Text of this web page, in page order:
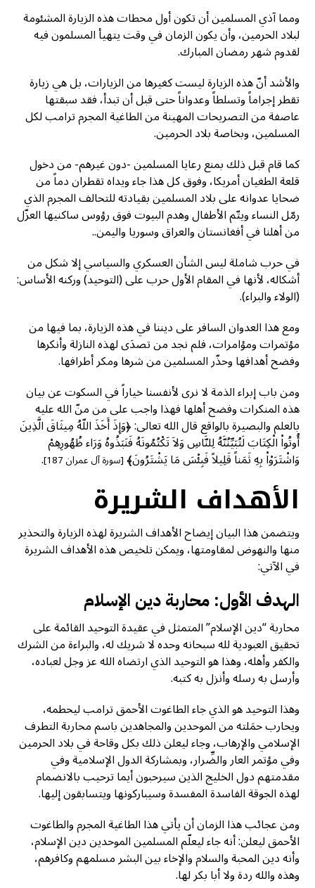
ومما آذي المسلمين أن تكون أول محطات هذه الزيارة المشئومة
لبلاد الحرمين، وأن يكون الزمان في وقت يتهيأ المسلمون فيه
لقدوم شهر رمضان المبارك.
والأشد أنّ هذه الزيارة ليست كغيرها من الزيارات، بل هي زيارة
تقطر إجراماً وتسلطاً وعدواناً حتى قبل أن تبدأ، فقد سبقتها
عاصفة من التصريحات المهينة من الطاغية المجرم ترامب لكل
المسلمين، وبخاصة بلاد الحرمين.
كما قام قبل ذلك بمنع رعايا المسلمين -دون غيرهم- من دخول
قلعة الطغيان أمريكا، وفوق كل هذا جاء ويداه تقطران دماً من
ضحايا عدوانه على بلاد المسلمين بقيادته للتحالف المجرم الذي
رمّل النساء ويتّم الأطفال وهدم البيوت فوق رؤوس ساكنيها العزّل
من أهلنا في أفغانستان والعراق وسوريا واليمن..
في حرب شاملة ليس الشأن العسكري والسياسي إلا شكل من
أشكاله، لأنها في المقام الأول حرب على (التوحيد) وركنه الأساس:
(الولاء والبراء).
ومع هذا العدوان السافر على ديننا في هذه الزيارة، بما فيها من
مؤتمرات ومؤامرات، فلم نجد من تصدَى لهذه النازلة وأنكرها
وفضح أهدافها وحذّر المسلمين من شرها ومكر أطرافها.
ومن باب إبراء الذمة لا نرى لأنفسنا خياراً في السكوت عن بيان
هذه المنكرات وفضح أهلها فهذا واجب على من منّ الله عليه
بالعلم والبصيرة بالواقع قال الله تعالى: ﴿وَإِذَ أَخَذَ اللّهُ مِيثَاقَ الَّذِينَ
أُوتُواْ الْكِتَابَ لَتُبَيِّنُنَّهُ لِلنَّاسِ وَلاَ تَكْتُمُونَهُ فَنَبَذُوهُ وَرَاء ظُهُورِهِمْ
وَاشْتَرَوْاْ بِهِ ثَمَناً قَلِيلاً فَبِئْسَ مَا يَشْتَرُونَ﴾[سورة آل عمران 187] .
الأهداف الشريرة
ويتضمن هذا البيان إيضاح الأهداف الشريرة لهذه الزيارة والتحذير
منها والنهوض لمقاومتها، ويمكن تلخيص هذه الأهداف الشريرة
في الآتي:
الهدف الأول: محاربة دين الإسلام
محاربة “دين الإسلام” المتمثل في عقيدة التوحيد القائمة على
تحقيق العبودية لله سبحانه وحده لا شريك له، والبراءة من الشرك
والكفر وأهله، وهذا هو التوحيد الذي ارتضاه الله عز وجل لعباده،
وأرسل به رسله وأنزل به كتبه.
وهذا التوحيد هو الذي جاء الطاغوت الأحمق ترامب ليحطمه،
ويحارب حمَلته من الموحدين والمجاهدين باسم محاربة التطرف
الإسلامي والإرهاب، وجاء ليعلن ذلك بكل وقاحة في بلاد الحرمين
وفي مؤتمر العار والضِّرار، وبمشاركة الدول الإسلامية وفي
مقدمتهم دول الخليج الذين سيرحبون أيما ترحيب بالانضمام
لهذه الجوقة الفاسدة المفسدة وسيباركونها ويتسابقون إليها.
ومن عجائب هذا الزمان أن يأتي هذا الطاغية المجرم والطاغوت
الأحمق ليعلن: أنه جاء ليعلّم المسلمين الموحدين دين الإسلام،
وأنه دين المحبة والسلام والإخاء بين البشر مسلمهم وكافرهم،
وهذه والله ردة ولا أبا بكر لها.